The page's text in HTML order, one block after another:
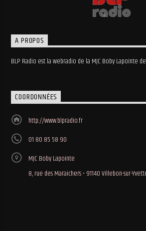
A PROPOS
BLP Radio est la webradio de la MJC Boby Lapointe
COORDONNÉES
http://www.blpradio.fr
01 80 85 58 90
MJC Boby Lapointe
8, rue des Maraichers • 91140 Villebon-sur-